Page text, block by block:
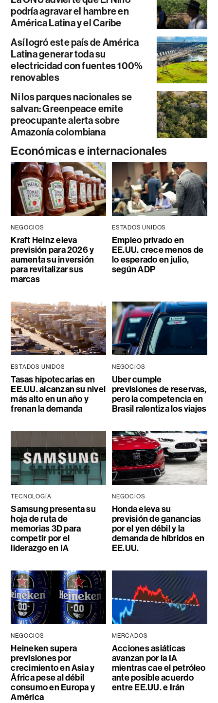
podría agravar el hambre en
América Latina y el Caribe
Así logró este país de América
Latina generar toda su
electricidad con fuentes 100%
renovables
Ni los parques nacionales se
salvan: Greenpeace emite
preocupante alerta sobre
Amazonía colombiana
Económicas e internacionales
NEGOCIOS
Kraft Heinz eleva
previsión para 2026 y
aumenta su inversión
para revitalizar sus
marcas
ESTADOS UNIDOS
Empleo privado en
EE.UU. crece menos de
lo esperado en julio,
según ADP
ESTADOS UNIDOS
Tasas hipotecarias en
EE.UU. alcanzan su nivel
más alto en un año y
frenan la demanda
NEGOCIOS
Uber cumple
previsiones de reservas,
pero la competencia en
Brasil ralentiza los viajes
TECNOLOGÍA
Samsung presenta su
hoja de ruta de
memorias 3D para
competir por el
liderazgo en IA
NEGOCIOS
Honda eleva su
previsión de ganancias
por el yen débil y la
demanda de híbridos en
EE.UU.
NEGOCIOS
Heineken supera
previsiones por
crecimiento en Asia y
África pese al débil
consumo en Europa y
América
MERCADOS
Acciones asiáticas
avanzan por la IA
mientras cae el petróleo
ante posible acuerdo
entre EE.UU. e Irán